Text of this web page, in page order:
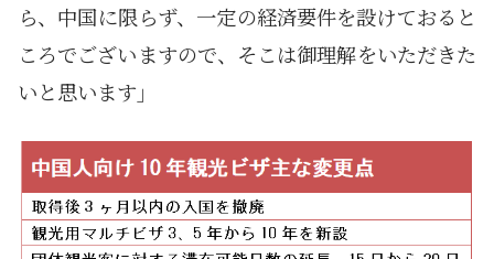
ら、中国に限らず、一定の経済要件を設けておると
ころでございますので、そこは御理解をいただきた
いと思います」